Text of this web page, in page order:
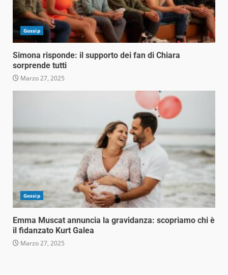
Gossip
Simona risponde: il supporto dei fan di Chiara
sorprende tutti
Marzo 27, 2025
Gossip
Emma Muscat annuncia la gravidanza: scopriamo chi è
il fidanzato Kurt Galea
Marzo 27, 2025